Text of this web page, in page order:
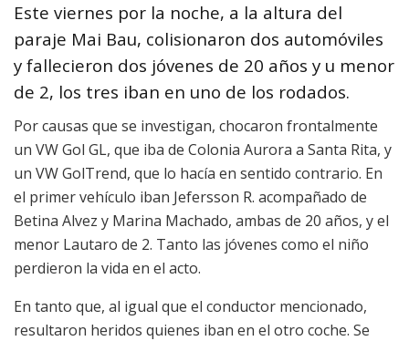
Este viernes por la noche, a la altura del
paraje Mai Bau, colisionaron dos automóviles
y fallecieron dos jóvenes de 20 años y u menor
de 2, los tres iban en uno de los rodados.
Por causas que se investigan, chocaron frontalmente
un VW Gol GL, que iba de Colonia Aurora a Santa Rita, y
un VW GolTrend, que lo hacía en sentido contrario. En
el primer vehículo iban Jefersson R. acompañado de
Betina Alvez y Marina Machado, ambas de 20 años, y el
menor Lautaro de 2. Tanto las jóvenes como el niño
perdieron la vida en el acto.
En tanto que, al igual que el conductor mencionado,
resultaron heridos quienes iban en el otro coche. Se